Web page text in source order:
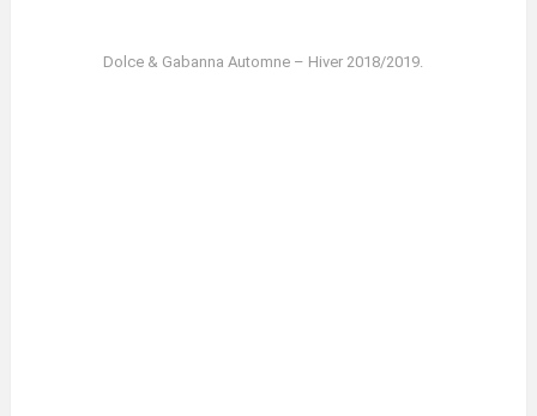
Dolce & Gabanna Automne – Hiver 2018/2019.